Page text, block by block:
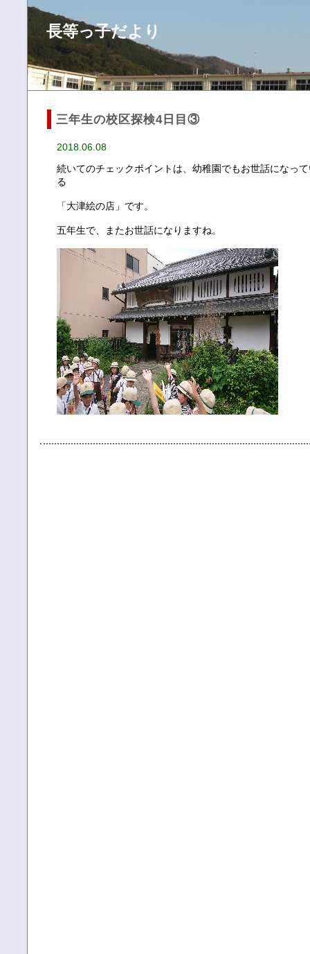
長等っ子だより
三年生の校区探検4日目③
2018.06.08
続いてのチェックポイントは、幼稚園でもお世話になっ
る
「大津絵の店」です。
五年生で、またお世話になりますね。